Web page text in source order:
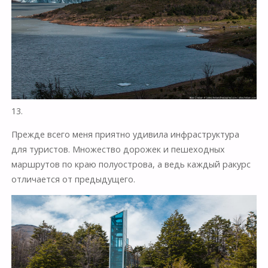
13.
Прежде всего меня приятно удивила инфраструктура
для туристов. Множество дорожек и пешеходных
маршрутов по краю полуострова, а ведь каждый ракурс
отличается от предыдущего.